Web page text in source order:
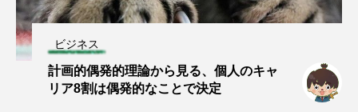
ビジネス
計画的偶発的理論から見る、個人のキャ
リア8割は偶発的なことで決定